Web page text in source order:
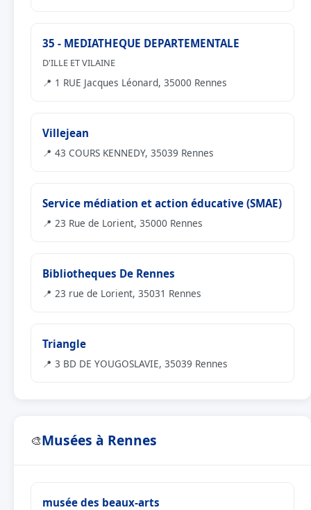
35 - MEDIATHEQUE DEPARTEMENTALE
D'ILLE ET VILAINE
📍 1 RUE Jacques Léonard, 35000 Rennes
Villejean
📍 43 COURS KENNEDY, 35039 Rennes
Service médiation et action éducative (SMAE)
📍 23 Rue de Lorient, 35000 Rennes
Bibliotheques De Rennes
📍 23 rue de Lorient, 35031 Rennes
Triangle
📍 3 BD DE YOUGOSLAVIE, 35039 Rennes
🎨Musées à Rennes
musée des beaux-arts